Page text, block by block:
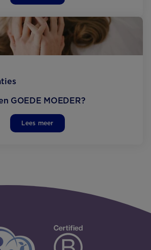
GOEDE MOEDER?
Lees meer